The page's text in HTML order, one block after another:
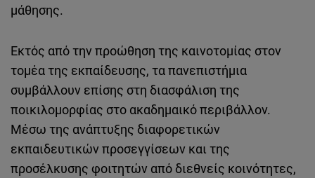
μάθησης.
Εκτός από την προώθηση της καινοτομίας στον
τομέα της εκπαίδευσης, τα πανεπιστήμια
συμβάλλουν επίσης στη διασφάλιση της
ποικιλομορφίας στο ακαδημαικό περιβάλλον.
Μέσω της ανάπτυξης διαφορετικών
εκπαιδευτικών προσεγγίσεων και της
προσέλκυσης φοιτητών από διεθνείς κοινότητες,